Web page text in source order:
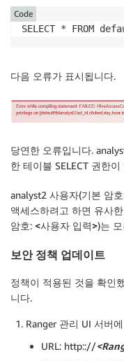
SELECT * FROM
Code
다음 오류가 표시됩니다.
당연한 오류입니다.
한 테이블 SELECT 권한
analyst2 사용자(기본 암
액세스하려고 하면 유사
암호: <사용자 입력>)는
보안 정책 업데이트
정책이 적용된 것을 확인
니다.
Ranger 관리 UI 서버
URL: http:://